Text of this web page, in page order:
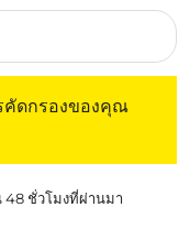
คัดกรองของคุณ
48 ชั่วโมงที่ผ่านมา